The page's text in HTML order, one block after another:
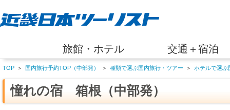
旅館・ホテル 交通＋宿泊
TOP ＞ 国内旅行予約TOP（中部発） ＞ 種類で選ぶ国内旅行・ツアー ＞ ホテルで選ぶ
憧れの宿 箱根（中部発）